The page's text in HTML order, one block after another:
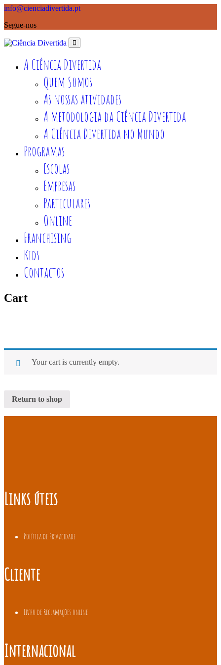
info@cienciadivertida.pt
Segue-nos
A Ciência Divertida
Quem Somos
As nossas atividades
A metodologia da Ciência Divertida
A Ciência Divertida no Mundo
Programas
Escolas
Empresas
Particulares
Online
Franchising
Kids
Contactos
Cart
Your cart is currently empty.
Return to shop
Links úteis
Política de Privacidade
Cliente
Livro de Reclamações online
Internacional